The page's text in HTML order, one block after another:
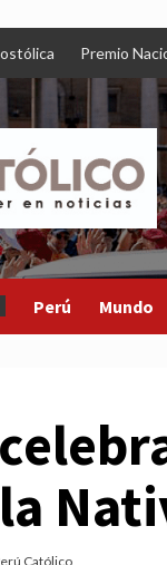
Premio
Perú Mundo
Católico